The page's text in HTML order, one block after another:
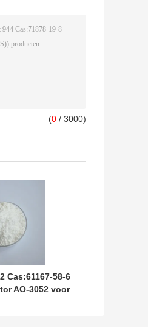
(0 / 3000)
Cas:61167-58-6
AO-3052 voor